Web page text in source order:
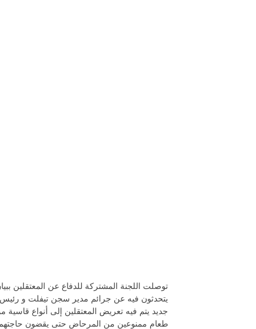
توصلت اللجنة المشتركة للدفاع عن المعتقلين
يتحدثون فيه عن جرائم مدير سجن تيفلت و رئيس
جديد يتم فيه تعريض المعتقلين إلى أنواع قاسية
طعام ممنوعين من المرحاض حتى يقضون حاجتهم